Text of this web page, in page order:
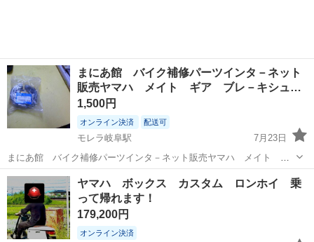
まにあ館 バイク補修パーツインタ－ネット
販売ヤマハ メイト ギア ブレ－キシュ…
1,500円
オンライン決済 配送可
モレラ岐阜駅
7月23日
まにあ館 バイク補修パーツインタ－ネット販売ヤマハ メイト ギ
ア ブレ－キシュ—NTB A６-BS5DV ヤマハ純正品番 5DV-W253E-
岐阜 本巣市 モレラ岐阜駅 メイト
ヤマハ ボックス カスタム ロンホイ 乗
って帰れます！
179,200円
オンライン決済